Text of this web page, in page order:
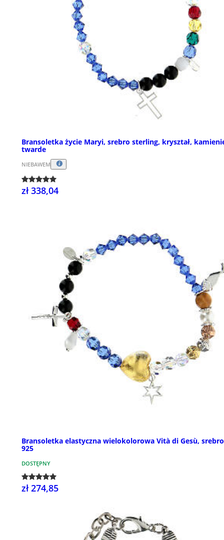
Bransoletka życie Maryi, srebro sterling, kryształ,
twarde
NIEBAWEM
zł 338,04
Bransoletka elastyczna wielokolorowa Vità di Gesù, srebro
925
DOSTĘPNY
zł 274,85